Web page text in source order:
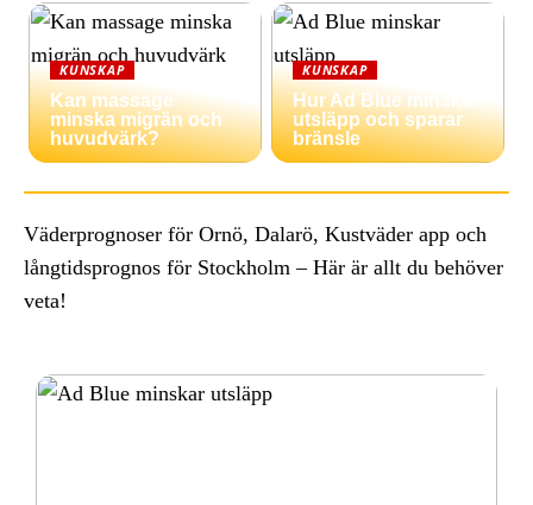
KUNSKAP
Kan massage
minska migrän och
huvudvärk?
KUNSKAP
Hur Ad Blue minskar
utsläpp och sparar
bränsle
Väderprognoser för Ornö, Dalarö, Kustväder app och
långtidsprognos för Stockholm – Här är allt du behöver
veta!